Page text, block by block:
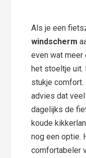
Als je een
windscherm
even wat meer
het stoeltje uit.
stukje comfort.
advies dat
dagelijks de
koude
nog een optie.
comfortabeler